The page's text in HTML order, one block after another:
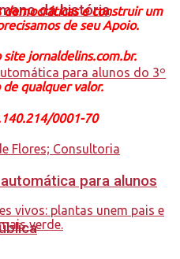
da história
para alunos
e construir um
de seu Apoio.
jornaldelins.com.br.
de qualquer valor.
0001-70
Flores; Consultoria